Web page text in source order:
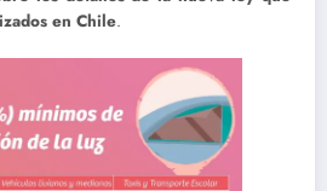
en Chile.